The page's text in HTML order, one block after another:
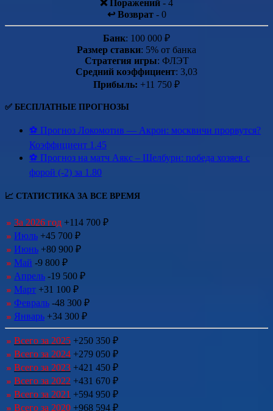
❌ Поражений - 4
↩️ Возврат- 0
Банк: 100 000 ₽
Размер ставки: 5% от банка
Стратегия игры: ФЛЭТ
Средний коэффициент: 3,03
Прибыль: +11 750 ₽
✅ БЕСПЛАТНЫЕ ПРОГНОЗЫ
⚽ Прогноз Локомотив — Акрон: москвичи прорвутся?
Коэффициент 1.45
⚽ Прогноз на матч Аякс – Шелбурн: победа хозяев с
форой (-2) за 1.80
📈 СТАТИСТИКА ЗА ВСЕ ВРЕМЯ
За 2026 год +114 700 ₽
Июль +45 700 ₽
Июнь +80 900 ₽
Май -9 800 ₽
Апрель -19 500 ₽
Март +31 100 ₽
Февраль -48 300 ₽
Январь +34 300 ₽
Всего за 2025 +250 350 ₽
Всего за 2024 +279 050 ₽
Всего за 2023 +421 450 ₽
Всего за 2022 +431 670 ₽
Всего за 2021 +594 950 ₽
Всего за 2020 +968 594 ₽